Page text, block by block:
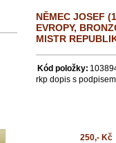
NĚMEC JOSEF
EVROPY,
MISTR
Kód položky:
rkp dopis s podpisem
250,- Kč